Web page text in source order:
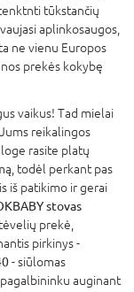
tūkstančių
aplinkosaugos,
ne vienu Europos
prekės kokybę
vaikus! Tad mielai
reikalingos
rasite platų
todėl perkant pas
iš patikimo ir gerai
stovas
prekė,
pirkinys -
- siūlomas
auginant